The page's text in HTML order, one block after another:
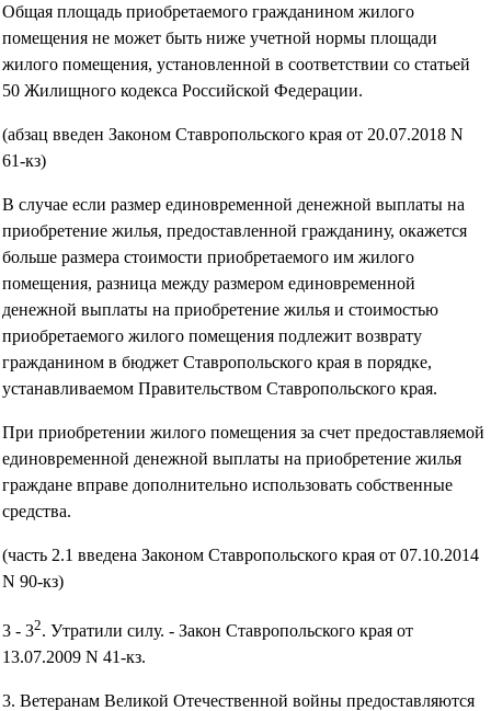
Общая площадь приобретаемого гражданином жилого
помещения не может быть ниже учетной нормы площади
жилого помещения, установленной в соответствии со статьей
50 Жилищного кодекса Российской Федерации.
(абзац введен Законом Ставропольского края от 20.07.2018 N
61-кз)
В случае если размер единовременной денежной выплаты на
приобретение жилья, предоставленной гражданину, окажется
больше размера стоимости приобретаемого им жилого
помещения, разница между размером единовременной
денежной выплаты на приобретение жилья и стоимостью
приобретаемого жилого помещения подлежит возврату
гражданином в бюджет Ставропольского края в порядке,
устанавливаемом Правительством Ставропольского края.
При приобретении жилого помещения за счет предоставляемой
единовременной денежной выплаты на приобретение жилья
граждане вправе дополнительно использовать собственные
средства.
(часть 2.1 введена Законом Ставропольского края от 07.10.2014
N 90-кз)
3 - 32. Утратили силу. - Закон Ставропольского края от
13.07.2009 N 41-кз.
3. Ветеранам Великой Отечественной войны предоставляются